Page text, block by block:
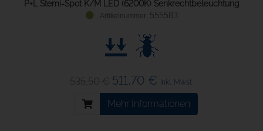
P+L Stemi-Spot K/M LED (6200K) Senkrechtbeleuchtung
555583
535,50 € 511,70 € inkl. Mwst.
Mehr Informationen